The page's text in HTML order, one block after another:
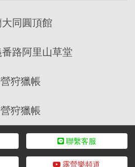
同圓頂館
路阿里山草堂
狩獵帳
狩獵帳
聯繫客服
露營樂頻道